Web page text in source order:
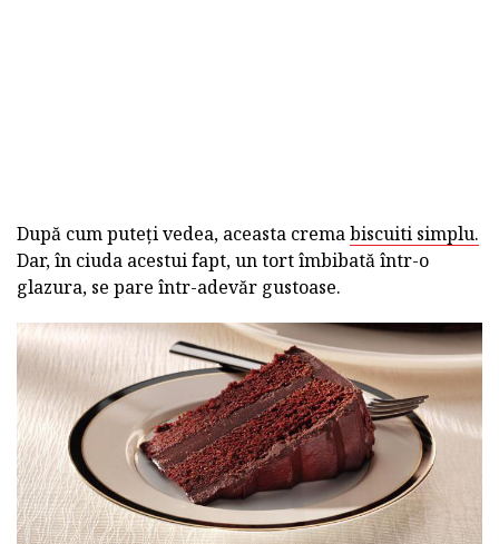
După cum puteți vedea, aceasta cremabiscuiti simplu.
Dar, în ciuda acestui fapt, un tort îmbibată într-o
glazura, se pare într-adevăr gustoase.